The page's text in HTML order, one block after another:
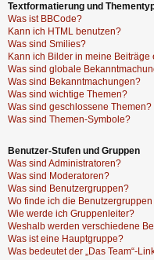
Textformatierung und
Was ist BBCode?
Kann ich HTML benutzen?
Was sind Smilies?
Kann ich Bilder in meine Beiträge
Was sind globale
Was sind Bekanntmachungen?
Was sind wichtige Themen?
Was sind geschlossene Themen?
Was sind Themen-Symbole?
Benutzer-Stufen und Gruppen
Was sind Administratoren?
Was sind Moderatoren?
Was sind Benutzergruppen?
Wo finde ich die
Wie werde ich Gruppenleiter?
Weshalb werden verschiedene
Was ist eine Hauptgruppe?
Was bedeutet der „Das Team“-